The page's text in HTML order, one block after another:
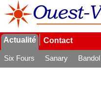
Actualité Contact
Six Fours Sanary Bandol